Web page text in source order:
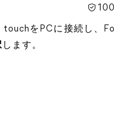
をPCに接続し、
します。